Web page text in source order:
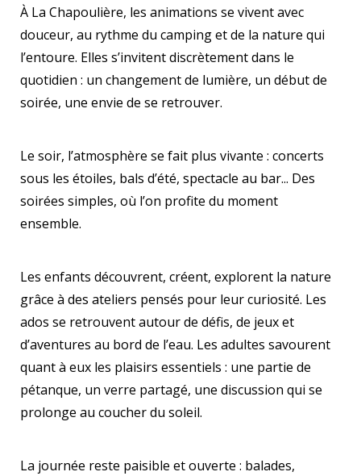
À La Chapoulière, les animations se vivent avec
douceur, au rythme du camping et de la nature qui
l’entoure. Elles s’invitent discrètement dans le
quotidien : un changement de lumière, un début de
soirée, une envie de se retrouver.
Le soir, l’atmosphère se fait plus vivante : concerts
sous les étoiles, bals d’été, spectacle au bar... Des
soirées simples, où l’on profite du moment
ensemble.
Les enfants découvrent, créent, explorent la nature
grâce à des ateliers pensés pour leur curiosité. Les
ados se retrouvent autour de défis, de jeux et
d’aventures au bord de l’eau. Les adultes savourent
quant à eux les plaisirs essentiels : une partie de
pétanque, un verre partagé, une discussion qui se
prolonge au coucher du soleil.
La journée reste paisible et ouverte : balades,